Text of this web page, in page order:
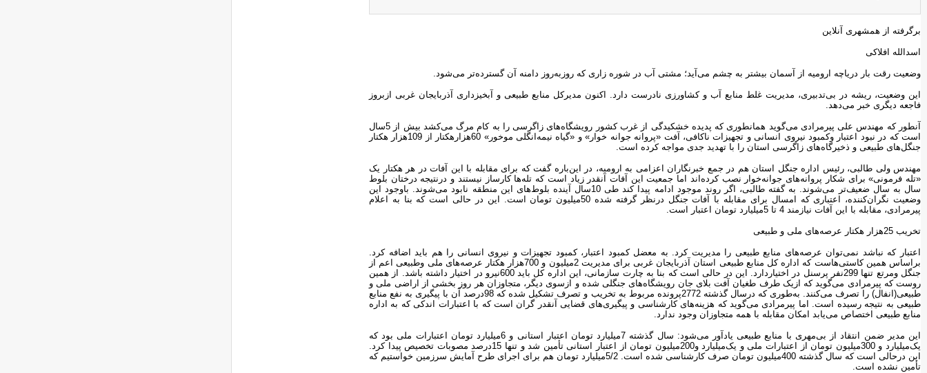
برگرفته از همشهری آنلاین
اسدالله افلاکی
وضعیت رقت بار دریاچه ارومیه از آسمان بیشتر به چشم می‌آید؛ مشتی آب در شوره زاری که روزبه‌روز دامنه آن گسترده‌تر می‌شود.
این وضعیت، ریشه در بی‌تدبیری، مدیریت غلط منابع آب و کشاورزی نادرست دارد. اکنون مدیرکل منابع طبیعی و آبخیزداری آذربایجان غربی ازبروز
فاجعه دیگری خبر می‌دهد.
آنطور که مهندس علی پیرمرادی می‌گوید همانطوری که پدیده خشکیدگی از غرب کشور رویشگاه‌های زاگرسی را به کام مرگ می‌کشد بیش از 5سال
است که در نبود اعتبار وکمبود نیروی انسانی و تجهیزات ناکافی، آفت «پروانه جوانه خوار» و «گیاه نیمه‌انگلی موخور» 60هزارهکتار از 109هزار هکتار
جنگل‌های طبیعی و ذخیرگاه‌های زاگرسی استان را با تهدید جدی مواجه کرده است.
مهندس ولی طالبی، رئیس اداره جنگل استان هم در جمع خبرنگاران اعزامی به ارومیه، در این‌باره گفت که برای مقابله با این آفات در هر هکتار یک
«تله فرمونی» برای شکار پروانه‌های جوانه‌خوار نصب کرده‌اند اما جمعیت این آفات آنقدر زیاد است که تله‌ها کارساز نیستند و درنتیجه درختان بلوط
سال به سال ضعیف‌تر می‌شوند. به گفته طالبی، اگر روند موجود ادامه پیدا کند طی 10سال آینده بلوط‌های این منطقه نابود می‌شوند. باوجود این
وضعیت نگران‌کننده، اعتباری که امسال برای مقابله با آفات جنگل درنظر گرفته شده 50میلیون تومان است. این در حالی است که بنا به اعلام
پیرمرادی، مقابله با این آفات نیازمند 4 تا 5میلیارد تومان اعتبار است.
تخریب 25هزار هکتار عرصه‌های ملی و طبیعی
اعتبار که نباشد نمی‌توان عرصه‌های منابع طبیعی را مدیریت کرد. به معضل کمبود اعتبار، کمبود تجهیزات و نیروی انسانی را هم باید اضافه کرد.
براساس همین کاستی‌هاست که اداره کل منابع طبیعی استان آذربایجان غربی برای مدیریت 2میلیون و 700هزار هکتار عرصه‌های ملی وطبیعی اعم از
جنگل ومرتع تنها 299نفر پرسنل در اختیاردارد. این در حالی است که بنا به چارت سازمانی، این اداره کل باید 600نیرو در اختیار داشته باشد. از همین
روست که پیرمرادی می‌گوید که ازیک طرف طغیان آفت بلای جان رویشگاه‌های جنگلی شده و ازسوی دیگر، متجاوزان هر روز بخشی از اراضی ملی و
طبیعی(انفال) را تصرف می‌کنند. به‌طوری که درسال گذشته 2772پرونده مربوط به تخریب و تصرف تشکیل شده که 98درصد آن با پیگیری به نفع منابع
طبیعی به نتیجه رسیده است. اما پیرمرادی می‌گوید که هزینه‌های کارشناسی و پیگیری‌های قضایی آنقدر گران است که با اعتبارات اندکی که به اداره
منابع طبیعی اختصاص می‌یابد امکان مقابله با همه متجاوزان وجود ندارد.
این مدیر ضمن انتقاد از بی‌مهری با منابع طبیعی یادآور می‌شود: سال گذشته 7میلیارد تومان اعتبار استانی و 6میلیارد تومان اعتبارات ملی بود که
یک‌میلیارد و 300میلیون تومان از اعتبارات ملی و یک‌میلیارد و200میلیون تومان از اعتبار استانی تأمین شد و تنها 15درصد مصوبات تخصیص پیدا کرد.
این درحالی است که سال گذشته 400میلیون تومان صرف کارشناسی شده است. 5/2میلیارد تومان هم برای اجرای طرح آمایش سرزمین خواستیم که
تأمین نشده است.